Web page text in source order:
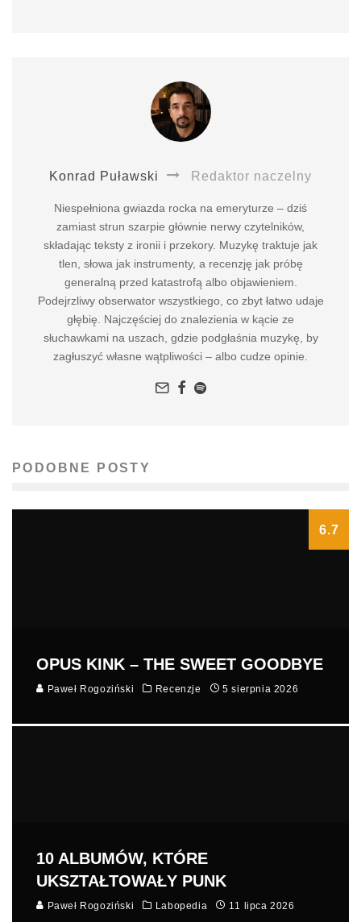
Konrad Puławski Redaktor naczelny
Niespełniona gwiazda rocka na emeryturze – dziś
zamiast strun szarpie głównie nerwy czytelników,
składając teksty z ironii i przekory. Muzykę traktuje jak
tlen, słowa jak instrumenty, a recenzję jak próbę
generalną przed katastrofą albo objawieniem.
Podejrzliwy obserwator wszystkiego, co zbyt łatwo udaje
głębię. Najczęściej do znalezienia w kącie ze
słuchawkami na uszach, gdzie podgłaśnia muzykę, by
zagłuszyć własne wątpliwości – albo cudze opinie.
PODOBNE POSTY
6.7
OPUS KINK – THE SWEET GOODBYE
Paweł Rogoziński Recenzje 5 sierpnia 2026
10 ALBUMÓW, KTÓRE
UKSZTAŁTOWAŁY PUNK
Paweł Rogoziński Labopedia 11 lipca 2026